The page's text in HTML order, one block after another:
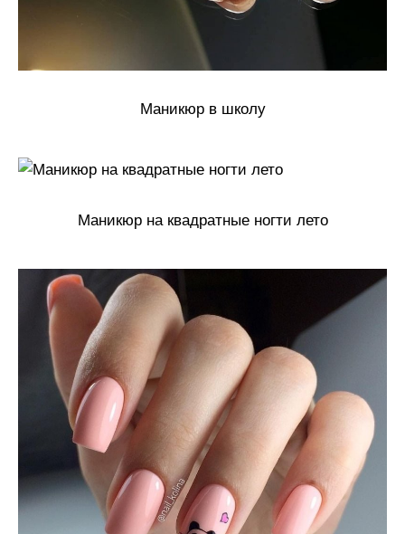
Маникюр в школу
Маникюр на квадратные ногти лето